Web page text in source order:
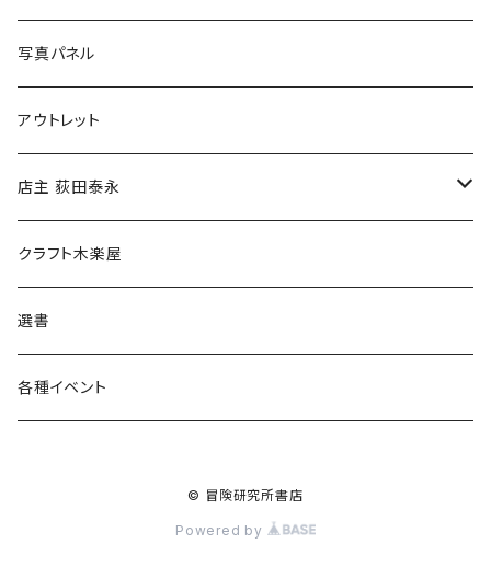
ブックカバー
マグカップ
傘
食料品
その他
冒険クロストーク
写真パネル
アウトレット
店主 荻田泰永
書籍
ウェア
クラフト木楽屋
選書
各種イベント
© 冒険研究所書店
Powered by